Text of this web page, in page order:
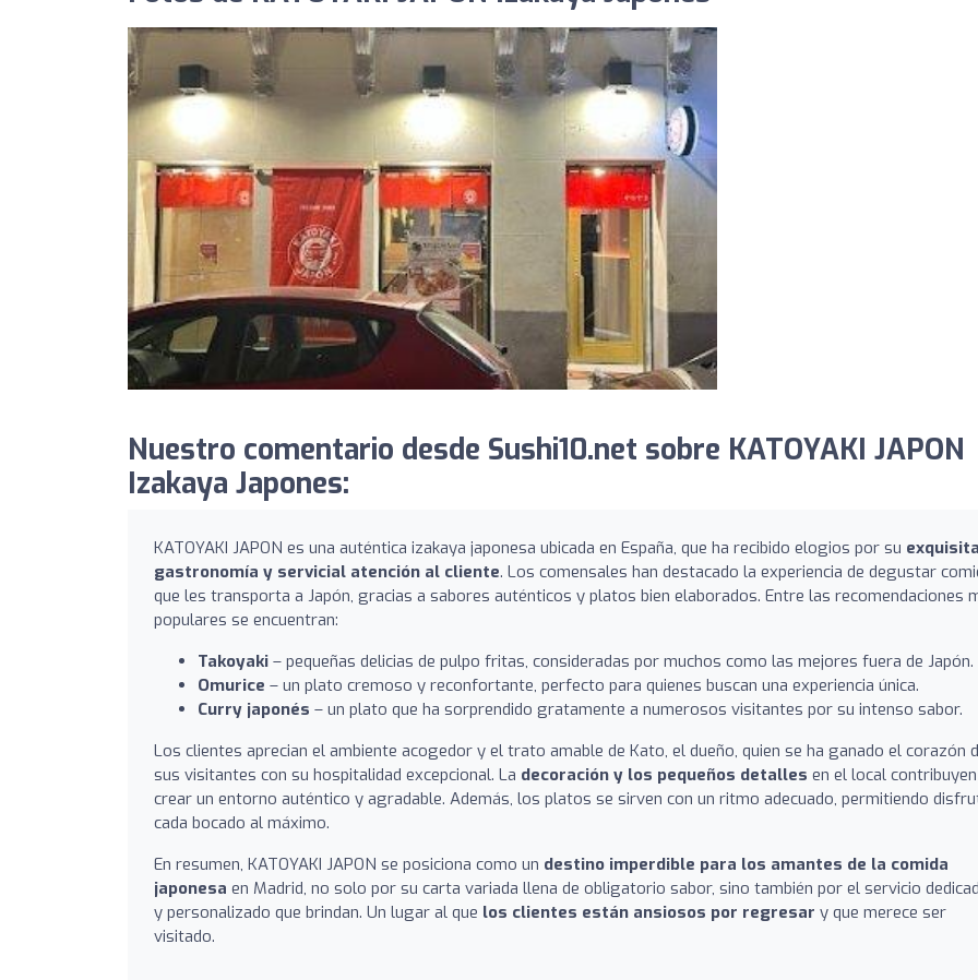
Nuestro comentario desde Sushi10.net sobre KATOYAKI JAPON
Izakaya Japones:
KATOYAKI JAPON es una auténtica izakaya japonesa ubicada en España, que ha recibido elogios por su
gastronomía y servicial atención al cliente. Los comensales han destacado la experiencia de degustar
que les transporta a Japón, gracias a sabores auténticos y platos bien elaborados. Entre las recomendaciones
populares se encuentran:
Takoyaki – pequeñas delicias de pulpo fritas, consideradas por muchos como las mejores fuera de Japón.
Omurice – un plato cremoso y reconfortante, perfecto para quienes buscan una experiencia única.
Curry japonés – un plato que ha sorprendido gratamente a numerosos visitantes por su intenso sabor.
Los clientes aprecian el ambiente acogedor y el trato amable de Kato, el dueño, quien se ha ganado el corazón
sus visitantes con su hospitalidad excepcional. La decoración y los pequeños detalles en el local
crear un entorno auténtico y agradable. Además, los platos se sirven con un ritmo adecuado, permitiendo
cada bocado al máximo.
En resumen, KATOYAKI JAPON se posiciona como un destino imperdible para los amantes de la comida
japonesa en Madrid, no solo por su carta variada llena de obligatorio sabor, sino también por el servicio
y personalizado que brindan. Un lugar al que los clientes están ansiosos por regresar y que merece ser
visitado.